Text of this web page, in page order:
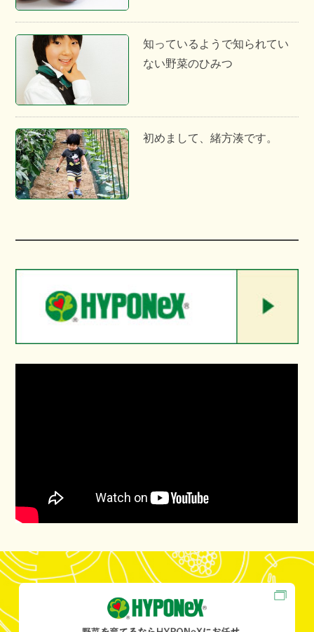
知っているようで知られてい
ない野菜のひみつ
初めまして、緒方湊です。